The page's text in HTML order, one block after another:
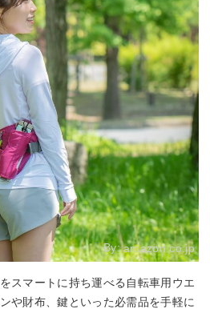
By:amazon.co.jp
スマートに持ち運べる自転車用ウエ
や財布、鍵といった必需品を手軽に